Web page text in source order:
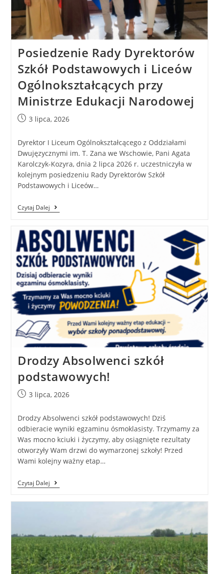
Posiedzenie Rady Dyrektorów
Szkół Podstawowych i Liceów
Ogólnokształcących przy
Ministrze Edukacji Narodowej
3 lipca, 2026
Dyrektor I Liceum Ogólnokształcącego z Oddziałami
Dwujęzycznymi im. T. Zana we Wschowie, Pani Agata
Karolczyk-Kozyra, dnia 2 lipca 2026 r. uczestniczyła w
kolejnym posiedzeniu Rady Dyrektorów Szkół
Podstawowych i Liceów…
Czytaj Dalej
Drodzy Absolwenci szkół
podstawowych!
3 lipca, 2026
Drodzy Absolwenci szkół podstawowych! Dziś
odbieracie wyniki egzaminu ósmoklasisty. Trzymamy za
Was mocno kciuki i życzymy, aby osiągnięte rezultaty
otworzyły Wam drzwi do wymarzonej szkoły! Przed
Wami kolejny ważny etap…
Czytaj Dalej